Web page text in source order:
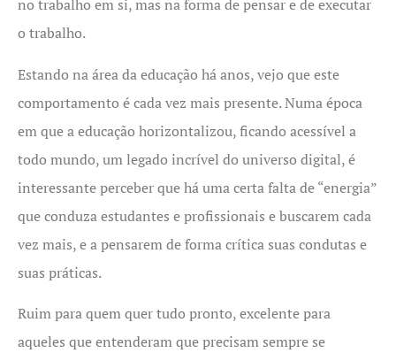
no trabalho em si, mas na forma de pensar e de executar
o trabalho.
Estando na área da educação há anos, vejo que este
comportamento é cada vez mais presente. Numa época
em que a educação horizontalizou, ficando acessível a
todo mundo, um legado incrível do universo digital, é
interessante perceber que há uma certa falta de “energia”
que conduza estudantes e profissionais e buscarem cada
vez mais, e a pensarem de forma crítica suas condutas e
suas práticas.
Ruim para quem quer tudo pronto, excelente para
aqueles que entenderam que precisam sempre se